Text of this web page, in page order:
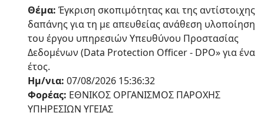
Θέμα: Έγκριση σκοπιμότητας και της αντίστοιχης
δαπάνης για τη με απευθείας ανάθεση υλοποίηση
του έργου υπηρεσιών Υπευθύνου Προστασίας
Δεδομένων (Data Protection Officer - DPO» για ένα
έτος.
Ημ/νια: 07/08/2026 15:36:32
Φορέας: ΕΘΝΙΚΟΣ ΟΡΓΑΝΙΣΜΟΣ ΠΑΡΟΧΗΣ
ΥΠΗΡΕΣΙΩΝ ΥΓΕΙΑΣ